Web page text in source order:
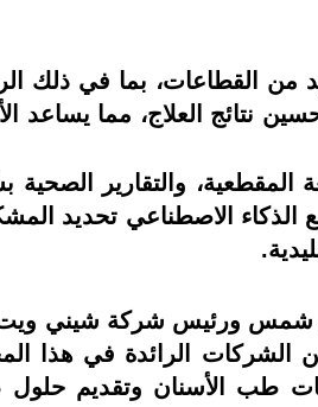
من القطاعات، بما في ذلك
نتائج العلاج، مما يساعد
المقطعية، والتقارير الصحية
الذكاء الاصطناعي تحديد
شمس ورئيس شركة شيني
الرائدة في هذا
طب الأسنان وتقديم حلول